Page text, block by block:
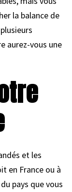
la balance de
aurez-vous une
et les
en France ou à
pays que vous